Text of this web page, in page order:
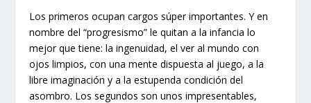
Los primeros ocupan cargos súper importantes. Y en
nombre del “progresismo” le quitan a la infancia lo
mejor que tiene: la ingenuidad, el ver al mundo con
ojos limpios, con una mente dispuesta al juego, a la
libre imaginación y a la estupenda condición del
asombro. Los segundos son unos impresentables,